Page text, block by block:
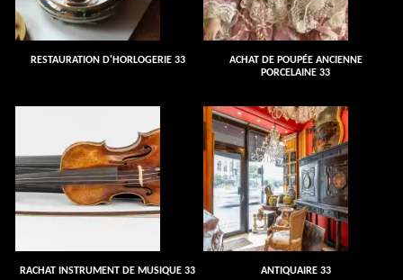
RESTAURATION D'HORLOGERIE 33
ACHAT DE POUPÉE ANCIENNE
PORCELAINE 33
RACHAT INSTRUMENT DE MUSIQUE 33 ANTIQUAIRE 33